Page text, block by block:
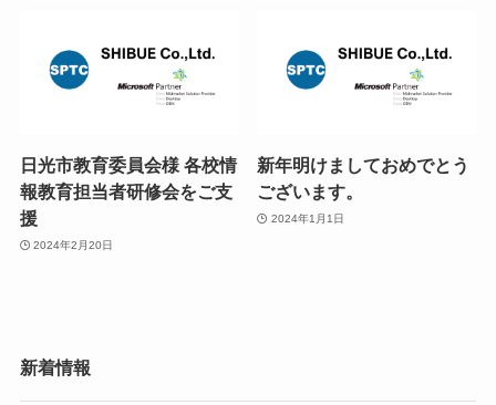
日光市教育委員会様 各校情
報教育担当者研修会をご支
援
2024年2月20日
新年明けましておめでとう
ございます。
2024年1月1日
新着情報